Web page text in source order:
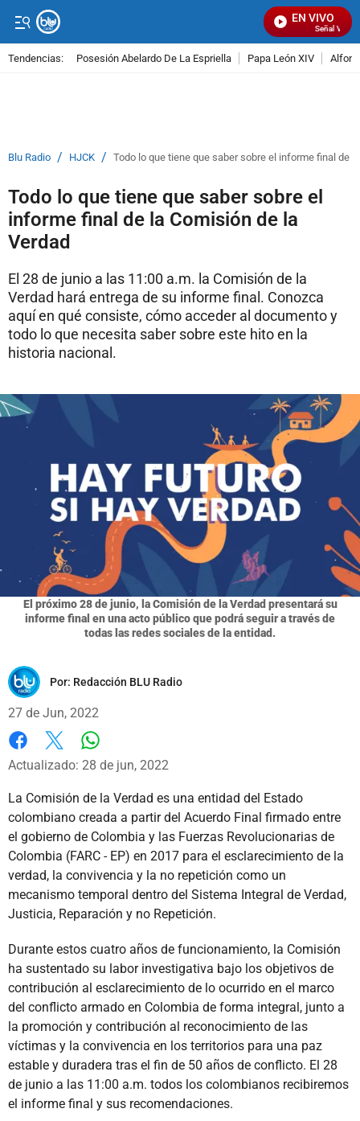
EN VIVO
Señal Visual
Tendencias: Posesión Abelardo De La Espriella Papa León XIV
Blu Radio / HJCK / Todo lo que tiene que saber sobre el informe final de
Todo lo que tiene que saber sobre el
informe final de la Comisión de la
Verdad
El 28 de junio a las 11:00 a.m. la Comisión de la
Verdad hará entrega de su informe final. Conozca
aquí en qué consiste, cómo acceder al documento y
todo lo que necesita saber sobre este hito en la
historia nacional.
El próximo 28 de junio, la Comisión de la Verdad presentará su
informe final en una acto público que podrá seguir a través de
todas las redes sociales de la entidad.
Por: Redacción BLU Radio
27 de Jun, 2022
Facebook
X
Actualizado: 28 de jun, 2022
La Comisión de la Verdad es una entidad del Estado
colombiano creada a partir del Acuerdo Final firmado entre
el gobierno de Colombia y las Fuerzas Revolucionarias de
Colombia (FARC - EP) en 2017 para el esclarecimiento de la
verdad, la convivencia y la no repetición como un
mecanismo temporal dentro del Sistema Integral de Verdad,
Justicia, Reparación y no Repetición.
Durante estos cuatro años de funcionamiento, la Comisión
ha sustentado su labor investigativa bajo los objetivos de
contribución al esclarecimiento de lo ocurrido en el marco
del conflicto armado en Colombia de forma integral, junto a
la promoción y contribución al reconocimiento de las
víctimas y la convivencia en los territorios para una paz
estable y duradera tras el fin de 50 años de conflicto. El 28
de junio a las 11:00 a.m. todos los colombianos recibiremos
el informe final y sus recomendaciones.